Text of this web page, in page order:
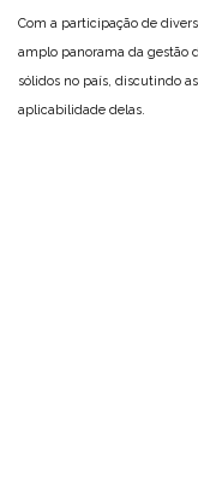
Com a participação de
amplo panorama da gestão
sólidos no país, discutindo
aplicabilidade delas.